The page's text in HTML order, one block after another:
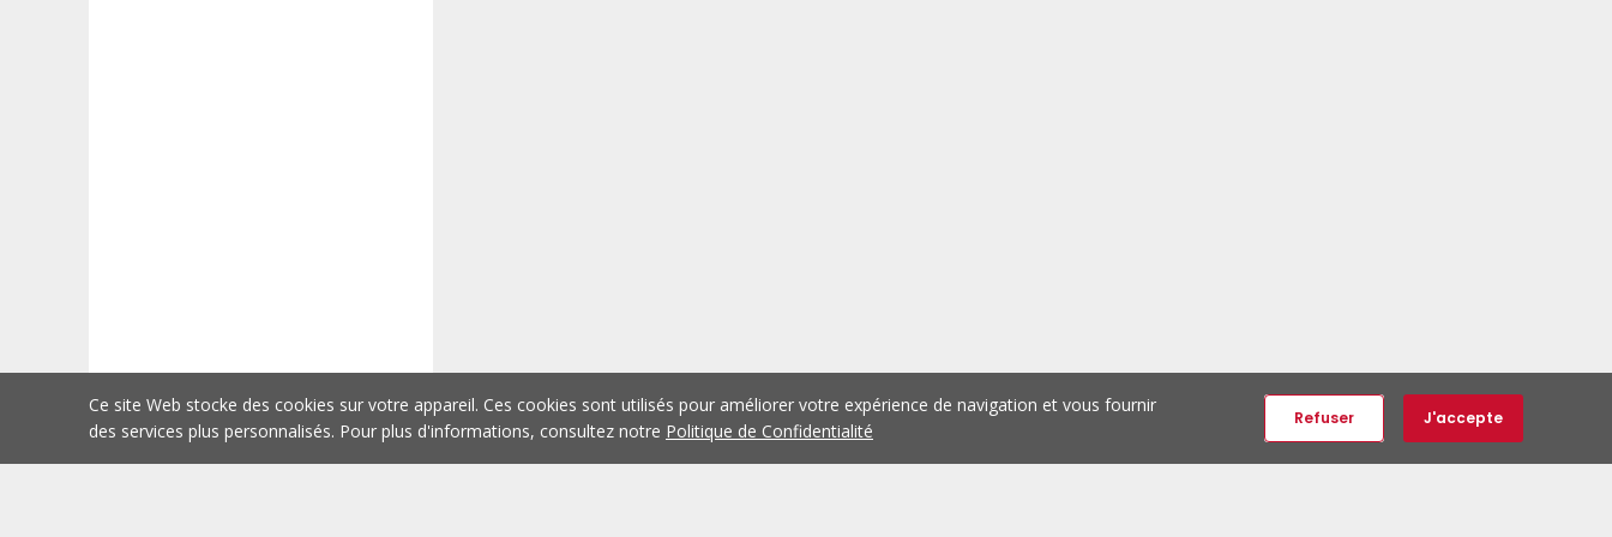
Ce site Web stocke des cookies sur votre appareil. Ces cookies sont utilisés pour améliorer votre expérience de navigation et vous fournir
des services plus personnalisés. Pour plus d'informations, consultez notre Politique de Confidentialité
Refuser J'accepte